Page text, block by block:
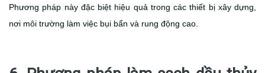
Phương pháp này đặc biệt hiệu quả trong các thiết bị xây dựng,
nơi môi trường làm việc bụi bẩn và rung động cao.